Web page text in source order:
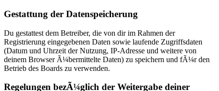
Gestattung der Datenspeicherung
Du gestattest dem Betreiber, die von dir im Rahmen der
Registrierung eingegebenen Daten sowie laufende Zugriffsdaten
(Datum und Uhrzeit der Nutzung, IP-Adresse und weitere von
deinem Browser Ã¼bermittelte Daten) zu speichern und fÃ¼r den
Betrieb des Boards zu verwenden.
Regelungen bezÃ¼glich der Weitergabe deiner